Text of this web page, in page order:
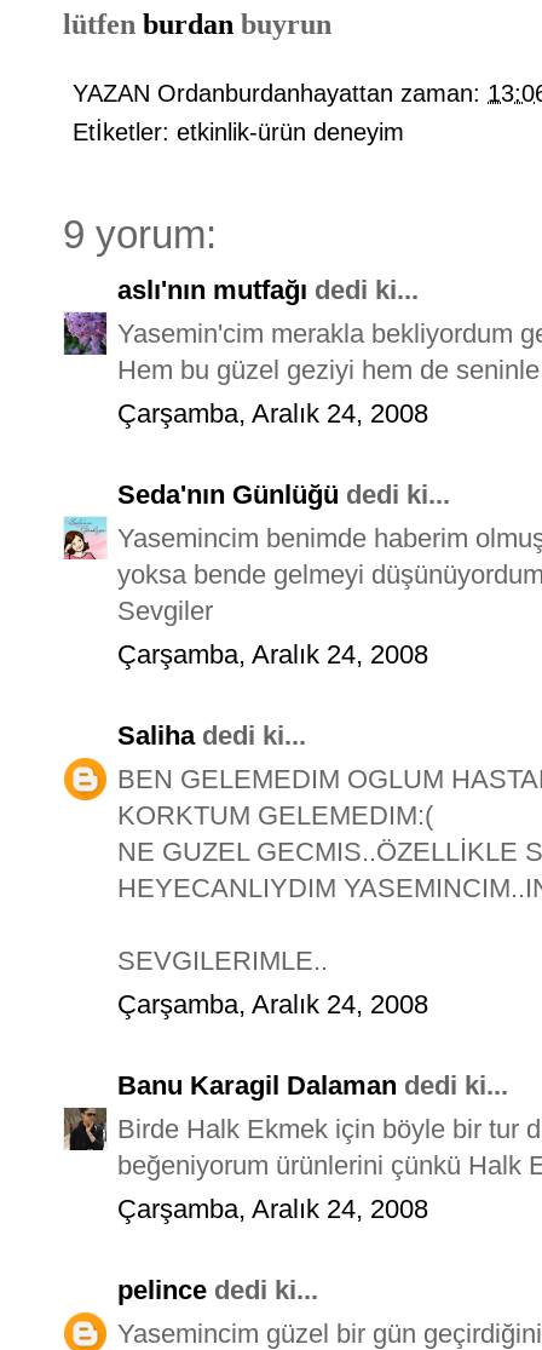
lütfen burdan buyrun
YAZAN Ordanburdanhayattan zaman:
Etİketler: etkinlik-ürün deneyim
9 yorum:
aslı'nın mutfağı dedi ki...
Yasemin'cim merakla bekliyordum
Hem bu güzel geziyi hem de seninle
Çarşamba, Aralık 24, 2008
Seda'nın Günlüğü dedi ki...
Yasemincim benimde haberim
yoksa bende gelmeyi
Sevgiler
Çarşamba, Aralık 24, 2008
Salihadedi ki...
BEN GELEMEDIM OGLUM
KORKTUM GELEMEDIM:(
NE GUZEL GECMIS..ÖZELLİKLE
HEYECANLIYDIM
SEVGILERIMLE..
Çarşamba, Aralık 24, 2008
Banu Karagil Dalaman dedi ki...
Birde Halk Ekmek için böyle bir tur
beğeniyorum ürünlerini çünkü Halk
Çarşamba, Aralık 24, 2008
pelince dedi ki...
Yasemincim güzel bir gün